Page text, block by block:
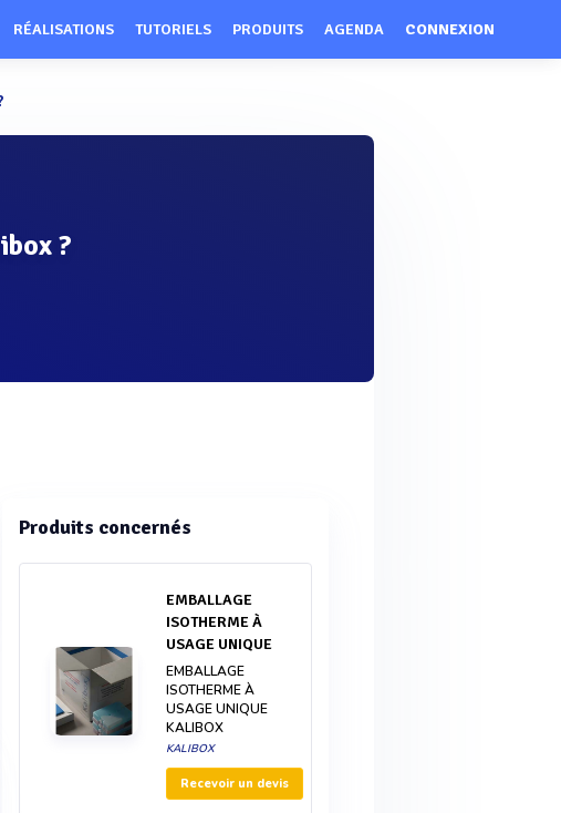
RÉALISATIONS TUTORIELS PRODUITS AGENDA CONNEXION
?
Produits concernés
EMBALLAGE
ISOTHERME À
USAGE UNIQUE
EMBALLAGE
ISOTHERME À
USAGE UNIQUE
KALIBOX
KALIBOX
Recevoir un devis